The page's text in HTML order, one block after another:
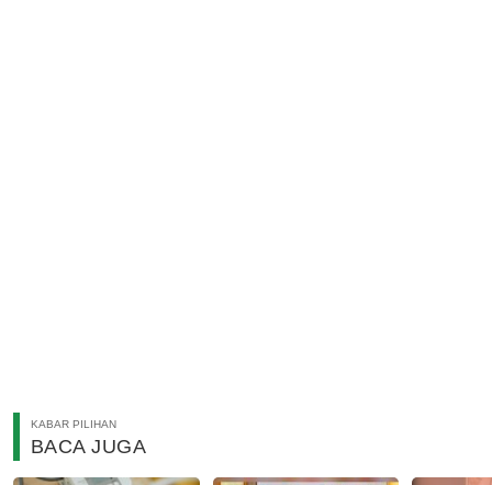
KABAR PILIHAN
BACA JUGA